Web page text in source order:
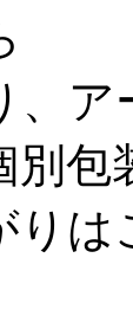
、ア
別包
りは